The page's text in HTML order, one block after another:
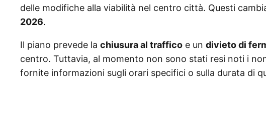
delle modifiche alla viabilità nel centro città. Questi
2026.
Il piano prevede la chiusura al traffico e un divieto di
centro. Tuttavia, al momento non sono stati resi noti i
fornite informazioni sugli orari specifici o sulla durata di